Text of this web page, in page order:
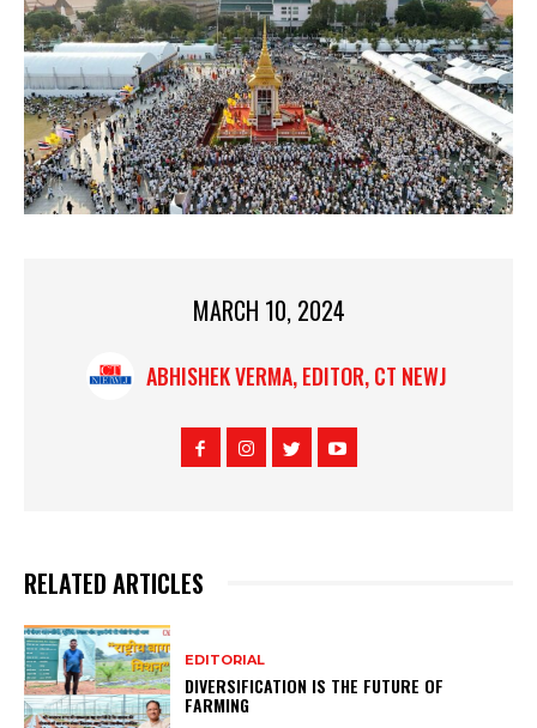
MARCH 10, 2024
ABHISHEK VERMA, EDITOR, CT NEWJ
RELATED ARTICLES
EDITORIAL
DIVERSIFICATION IS THE FUTURE OF
FARMING